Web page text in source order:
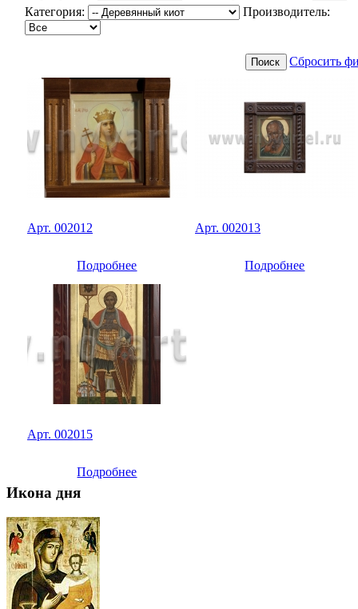
Категория:
Производитель:
Сбросить
Арт. 002012
Подробнее
Арт. 002013
Подробнее
Арт. 002015
Подробнее
Икона дня